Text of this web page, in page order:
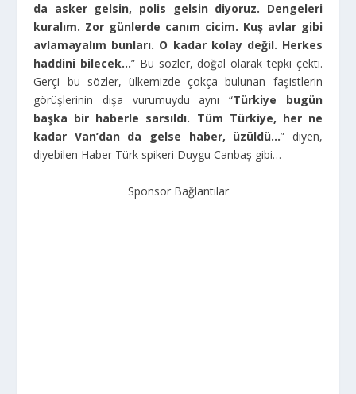
da asker gelsin, polis gelsin diyoruz. Dengeleri
kuralım. Zor günlerde canım cicim. Kuş avlar gibi
avlamayalım bunları. O kadar kolay değil. Herkes
haddini bilecek…” Bu sözler, doğal olarak tepki çekti.
Gerçi bu sözler, ülkemizde çokça bulunan faşistlerin
görüşlerinin dışa vurumuydu aynı “Türkiye bugün
başka bir haberle sarsıldı. Tüm Türkiye, her ne
kadar Van’dan da gelse haber, üzüldü…” diyen,
diyebilen Haber Türk spikeri Duygu Canbaş gibi…
Sponsor Bağlantılar